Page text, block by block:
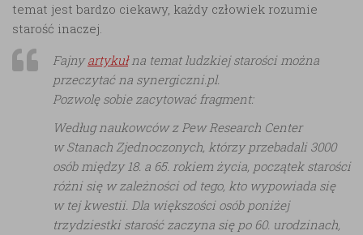
temat jest bardzo ciekawy, każdy człowiek rozumie
starość inaczej.
Fajnyartykułna temat ludzkiej starości można
przeczytać na synergiczni.pl.
Pozwolę sobie zacytować fragment:
Według naukowców z Pew Research Center
w Stanach Zjednoczonych, którzy przebadali 3000
osób między 18. a 65. rokiem życia, początek starości
różni się w zależności od tego, kto wypowiada się
w tej kwestii. Dla większości osób poniżej
trzydziestki starość zaczyna się po 60. urodzinach,